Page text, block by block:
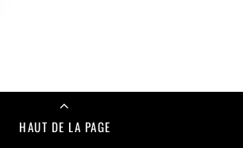
HAUT DE LA PAGE